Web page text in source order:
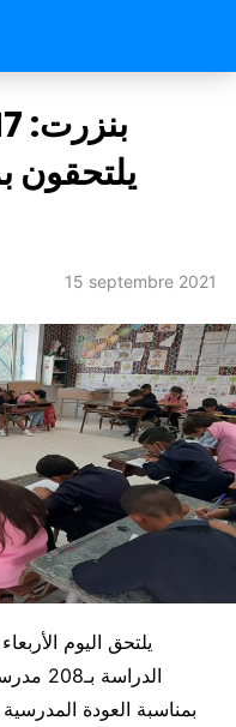
يلتحقون
15 septembre 2021